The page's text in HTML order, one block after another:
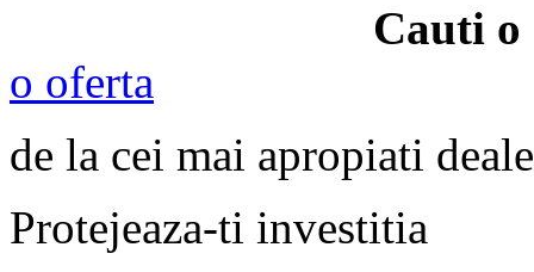
Cauti o
o oferta
de la cei mai apropiati
Protejeaza-ti investitia